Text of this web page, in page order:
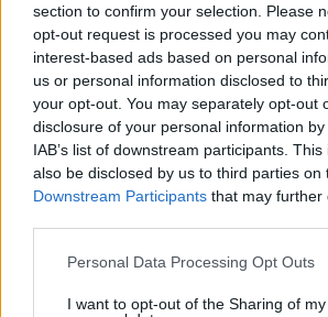
section to confirm your selection. Please
opt-out request is processed you may
interest-based ads based on personal
us or personal information disclosed to
your opt-out. You may separately opt-out
disclosure of your personal information
IAB’s list of downstream participants.
also be disclosed by us to third parties on
Downstream Participants that may further
Please note that this website/app uses
not limited to your visit or usage
Personal Data Processing Opt Outs
I want to opt-out of the Sharing of my
Ειδήσεις σήμερα:
Στενεύει ο κλοιός γύρω από τον
εμπλεκόμενο στη δολοφονία
εξετάζουν οι Αρχές
του Σολτς με τον Πούτιν την